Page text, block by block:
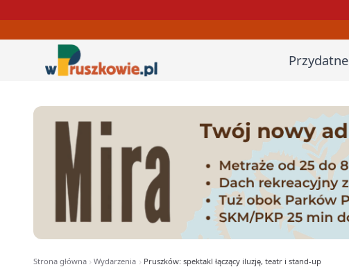
Przydatne
Strona główna Wydarzenia Pruszków: spektakl łączący iluzję, teatr i stand-up